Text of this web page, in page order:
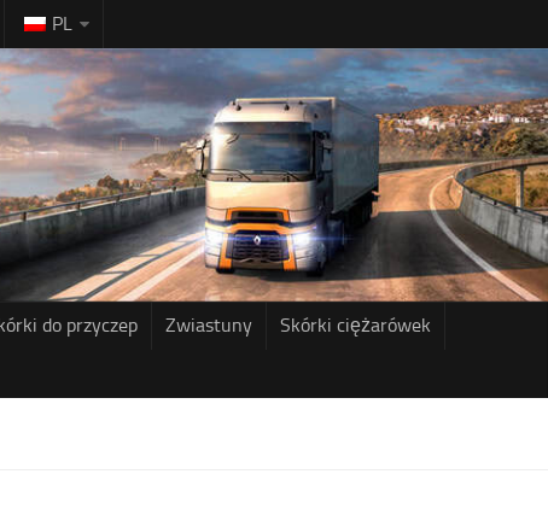
PL
do przyczep Zwiastuny Skórki ciężarówek